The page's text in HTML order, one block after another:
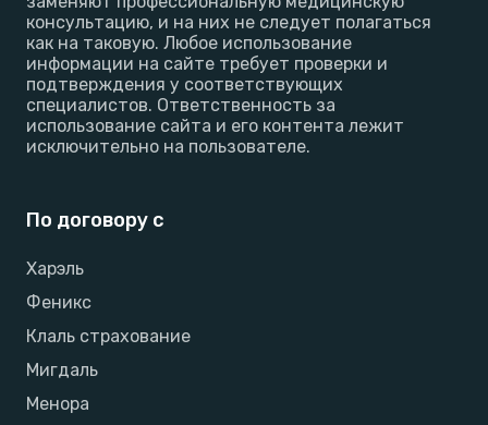
консультацию, и на них не следует полагаться
как на таковую. Любое использование
информации на сайте требует проверки и
подтверждения у соответствующих
специалистов. Ответственность за
использование сайта и его контента лежит
исключительно на пользователе.
По договору с
Харэль
Феникс
Клаль страхование
Мигдаль
Менора